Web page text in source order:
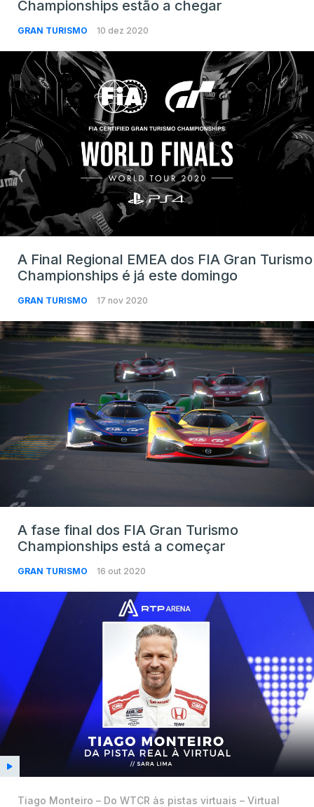
Championships estão a chegar
GRAN TURISMO 10 dez 2020
A Final Regional EMEA dos FIA Gran Turismo
Championships é já este domingo
GRAN TURISMO 17 nov 2020
A fase final dos FIA Gran Turismo
Championships está a começar
GRAN TURISMO 16 out 2020
Tiago Monteiro – Do WTCR às pistas virtuais – Virtual